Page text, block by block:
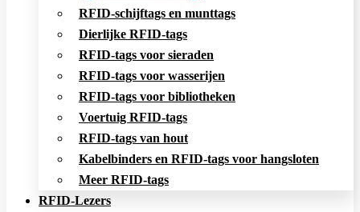
RFID-schijftags en munttags
Dierlijke RFID-tags
RFID-tags voor sieraden
RFID-tags voor wasserijen
RFID-tags voor bibliotheken
Voertuig RFID-tags
RFID-tags van hout
Kabelbinders en RFID-tags voor hangsloten
Meer RFID-tags
RFID-Lezers